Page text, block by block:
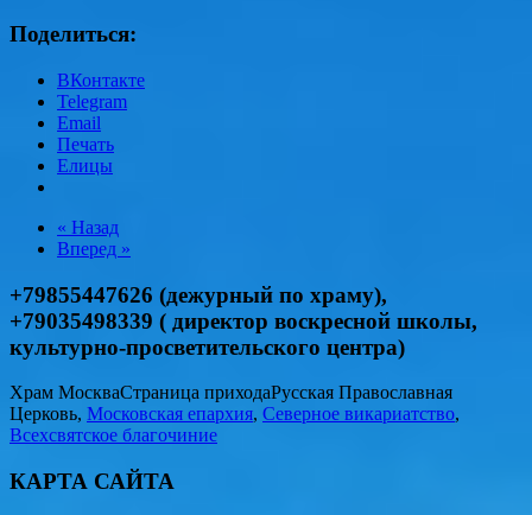
Поделиться:
ВКонтакте
Telegram
Email
Печать
Елицы
« Назад
Вперед »
+79855447626 (дежурный по храму),
+79035498339 ( директор воскресной школы,
культурно-просветительского центра)
Храм МоскваСтраница приходаРусская Православная
Церковь, Московская епархия, Северное викариатство,
Всехсвятское благочиние
КАРТА САЙТА